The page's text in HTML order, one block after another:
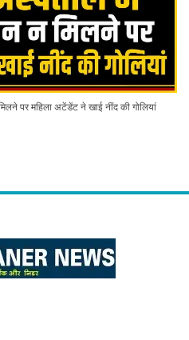
पर महिला अटेंडेंट ने खाई नींद की गोलियां